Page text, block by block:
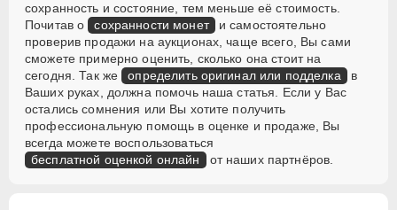
сохранность и состояние, тем меньше её стоимость.
Почитав о сохранности монет и самостоятельно
проверив продажи на аукционах, чаще всего, Вы сами
сможете примерно оценить, сколько она стоит на
сегодня. Так же определить оригинал или подделка в
Ваших руках, должна помочь наша статья. Если у Вас
остались сомнения или Вы хотите получить
профессиональную помощь в оценке и продаже, Вы
всегда можете воспользоваться
бесплатной оценкой онлайн от наших партнёров.